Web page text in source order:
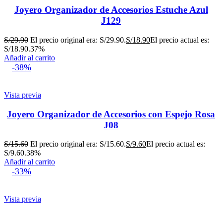
Joyero Organizador de Accesorios Estuche Azul
J129
S/29.90 El precio original era: S/29.90.S/18.90El precio actual es:
S/18.90.37%
Añadir al carrito
-38%
Vista previa
Joyero Organizador de Accesorios con Espejo Rosa
J08
S/15.60 El precio original era: S/15.60.S/9.60El precio actual es:
S/9.60.38%
Añadir al carrito
-33%
Vista previa